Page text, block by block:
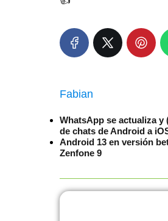
Fabian
WhatsApp se actualiza
de chats de Android a
Android 13 en versión
Zenfone 9